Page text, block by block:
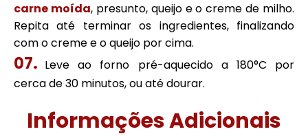
carne moída, presunto, queijo e o creme de milho.
Repita até terminar os ingredientes, finalizando
com o creme e o queijo por cima.
Leve ao forno pré-aquecido a 180°C por
cerca de 30 minutos, ou até dourar.
Informações Adicionais